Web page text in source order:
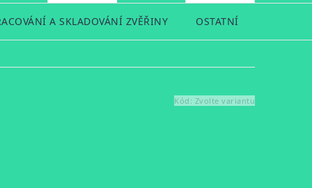
A SKLADOVÁNÍ ZVĚŘINY OSTATNÍ
Kód: Zvolte variantu